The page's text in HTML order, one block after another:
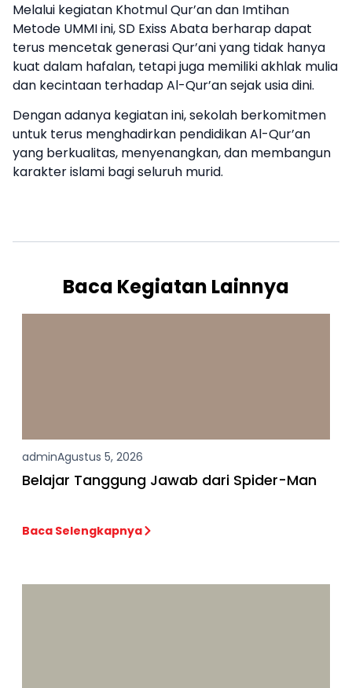
Melalui kegiatan Khotmul Qur’an dan Imtihan
Metode UMMI ini, SD Exiss Abata berharap dapat
terus mencetak generasi Qur’ani yang tidak hanya
kuat dalam hafalan, tetapi juga memiliki akhlak mulia
dan kecintaan terhadap Al-Qur’an sejak usia dini.
Dengan adanya kegiatan ini, sekolah berkomitmen
untuk terus menghadirkan pendidikan Al-Qur’an
yang berkualitas, menyenangkan, dan membangun
karakter islami bagi seluruh murid.
Baca Kegiatan Lainnya
adminAgustus 5, 2026
Belajar Tanggung Jawab dari Spider-Man
Baca Selengkapnya